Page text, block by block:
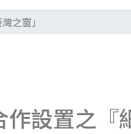
之窗」
設置之『